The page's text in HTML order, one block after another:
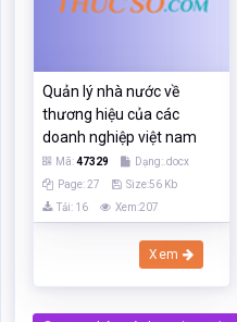
Quản lý nhà nước về
thương hiệu của các
doanh nghiệp việt nam
Mã:47329
Dạng:.docx
Page: 27
Size:56 Kb
Tải: 16
Xem:207
Xem